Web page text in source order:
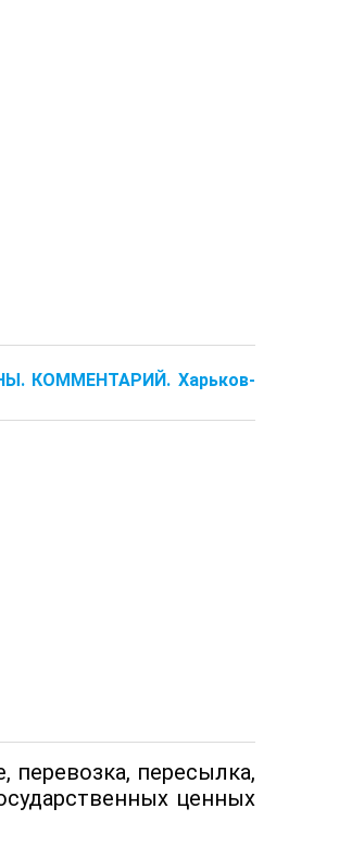
КОММЕНТАРИЙ. Харьков-
перевозка, пересылка,
ценных